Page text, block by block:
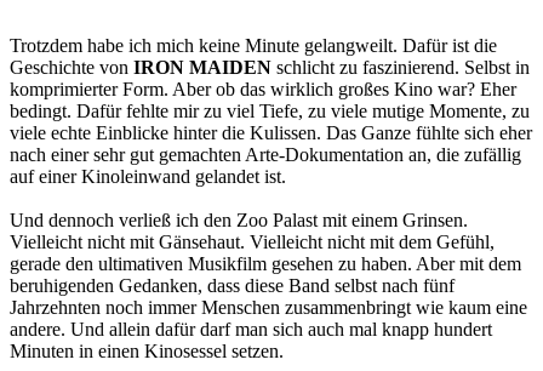
Trotzdem habe ich mich keine Minute gelangweilt. Dafür ist die
Geschichte von IRON MAIDEN schlicht zu faszinierend. Selbst in
komprimierter Form. Aber ob das wirklich großes Kino war? Eher
bedingt. Dafür fehlte mir zu viel Tiefe, zu viele mutige Momente, zu
viele echte Einblicke hinter die Kulissen. Das Ganze fühlte sich eher
nach einer sehr gut gemachten Arte-Dokumentation an, die zufällig
auf einer Kinoleinwand gelandet ist.
Und dennoch verließ ich den Zoo Palast mit einem Grinsen.
Vielleicht nicht mit Gänsehaut. Vielleicht nicht mit dem Gefühl,
gerade den ultimativen Musikfilm gesehen zu haben. Aber mit dem
beruhigenden Gedanken, dass diese Band selbst nach fünf
Jahrzehnten noch immer Menschen zusammenbringt wie kaum eine
andere. Und allein dafür darf man sich auch mal knapp hundert
Minuten in einen Kinosessel setzen.